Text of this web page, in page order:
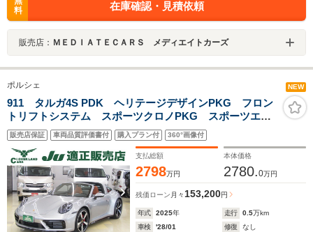
料
在庫確認・見積依頼
販売店： ＭＥＤＩＡＴＥＣＡＲＳ メディエイトカーズ
ポルシェ NEW
911 タルガ4S PDK ヘリテージデザインPKG フロン
トリフトシステム スポーツクロノPKG スポーツエキ
ゾースト PDLSプラス付LEDマトリックスヘッドライ
ト 純正20/21インチアルミ GTスポーツステアリング
ソフトトップブルー
販売店保証 車両品質評価書付 購入プラン付 360°画像付
支払総額
2798万円
本体価格
2780.0万円
残価ローン 月々153,200円
年式 2025年 走行 0.5万km
車検
'28/01 修復
なし